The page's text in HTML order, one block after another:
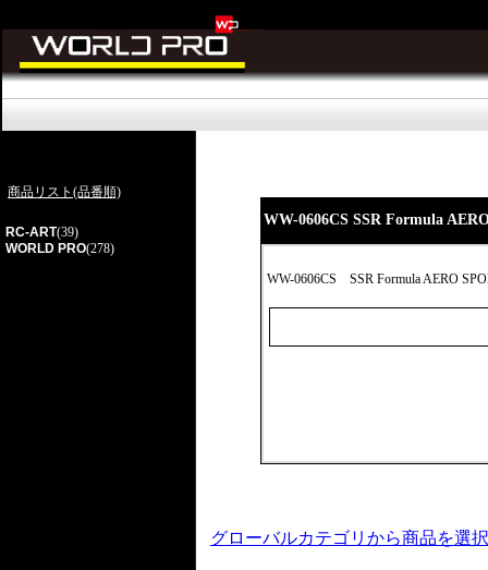
商品リスト(品番順)
RC-ART(39)
WORLD PRO(278)
WW-0606CS SSR Formula
WW-0606CS SSR Formula AERO
グローバルカテゴリから商品を選択